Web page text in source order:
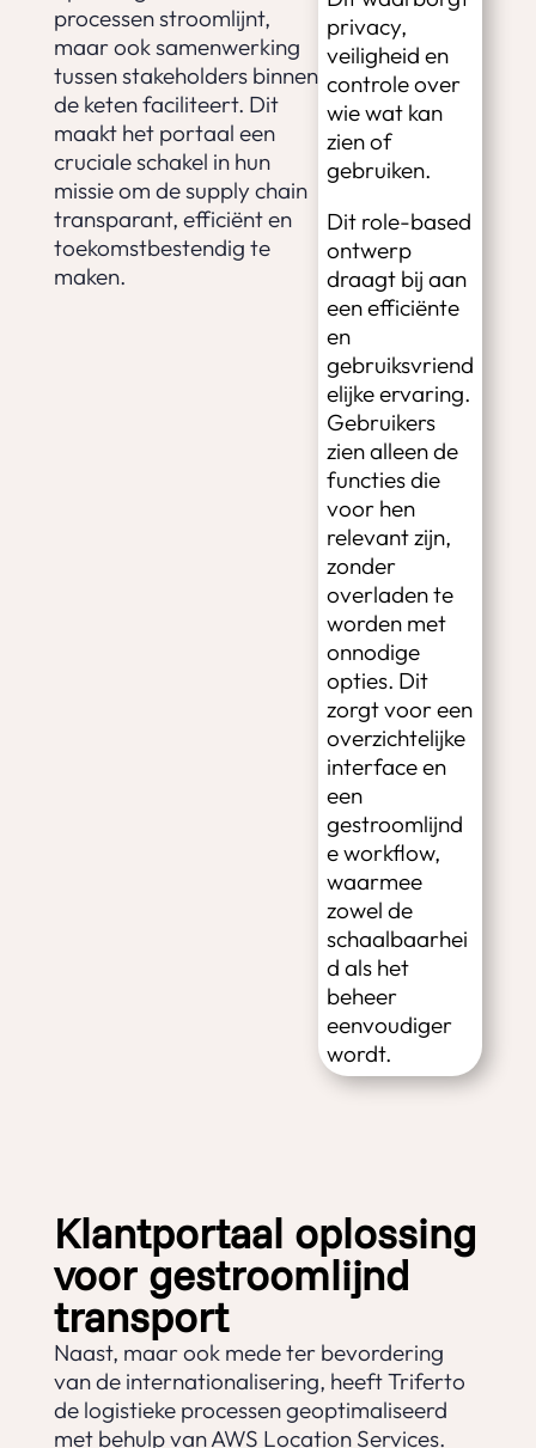
processen stroomlijnt,
maar ook samenwerking
tussen stakeholders binnen
de keten faciliteert. Dit
maakt het portaal een
cruciale schakel in hun
missie om de supply chain
transparant, efficiënt en
toekomstbestendig te
maken.
privacy,
veiligheid en
controle over
wie wat kan
zien of
gebruiken.
Dit role-based
ontwerp
draagt bij aan
een efficiënte
en
gebruiksvriend
elijke ervaring.
Gebruikers
zien alleen de
functies die
voor hen
relevant zijn,
zonder
overladen te
worden met
onnodige
opties. Dit
zorgt voor een
overzichtelijke
interface en
een
gestroomlijnd
e workflow,
waarmee
zowel de
schaalbaarhei
d als het
beheer
eenvoudiger
wordt.
Klantportaal oplossing
voor gestroomlijnd
transport
Naast, maar ook mede ter bevordering
van de internationalisering, heeft Triferto
de logistieke processen geoptimaliseerd
met behulp van AWS Location Services.